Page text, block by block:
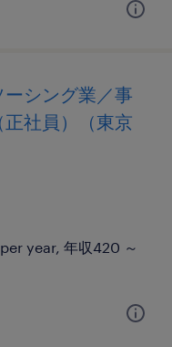
ーシング業／事
社員）（東京
year, 年収420 ～